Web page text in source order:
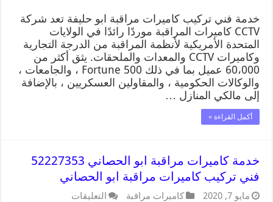
خدمة فني تركيب كاميرات مراقبة ابو حليفة تعد شركة
CCTV كاميرات المراقبة موردًا رائدًا في الولايات
المتحدة الأمريكية لأنظمة المراقبة من الدرجة التجارية
وكاميرات CCTV والمعدات والملحقات. يثق أكثر من
60،000 عميل بما في ذلك Fortune 500 ، والجامعات ،
والوكالات الحكومية ، والمقاولين العسكريين ، بالإضافة
إلى مالكي المنازل …
أكمل القراءة »
خدمة كاميرات مراقبة ابو الحصاني 52227353
فني تركيب كاميرات مراقبة ابو الحصاني
مايو 7, 2020 كاميرات مراقبة التعليقات